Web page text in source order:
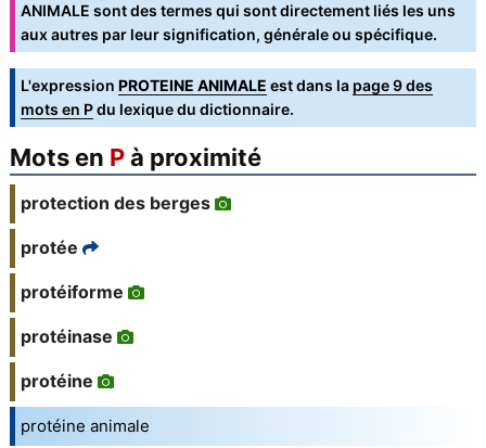
ANIMALE sont des termes qui sont directement liés les uns
aux autres par leur signification, générale ou spécifique.
L'expression PROTEINE ANIMALE est dans la page 9 des
mots en Pdu lexique du dictionnaire.
Mots en Pà proximité
protection des berges
protée
protéiforme
protéinase
protéine
protéine animale